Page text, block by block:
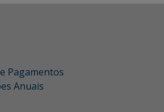
Pagamentos
Anuais